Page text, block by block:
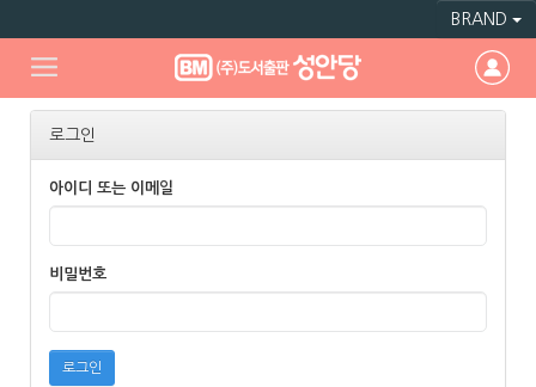
BRAND
로그인
아이디 또는 이메일
비밀번호
로그인